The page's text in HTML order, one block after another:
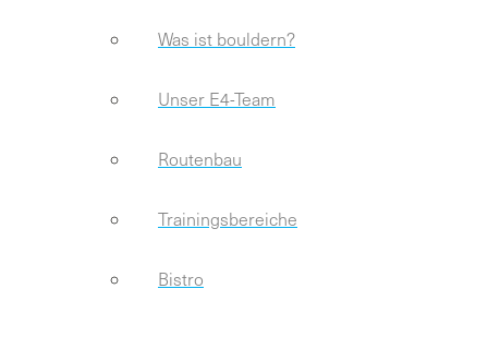
Was ist bouldern?
Unser E4-Team
Routenbau
Trainingsbereiche
Bistro